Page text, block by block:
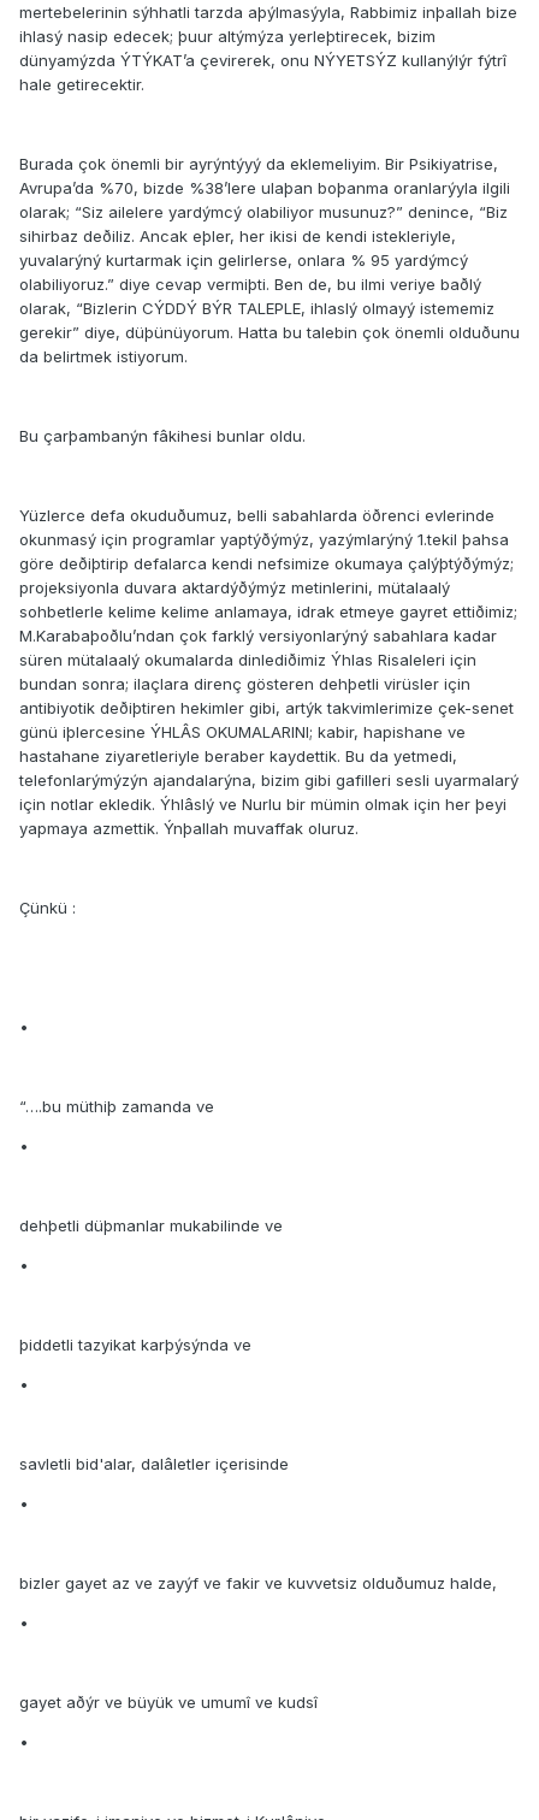
mertebelerinin sýhhatli tarzda aþýlmasýyla, Rabbimiz inþallah bize
ihlasý nasip edecek; þuur altýmýza yerleþtirecek, bizim
dünyamýzda ÝTÝKAT’a çevirerek, onu NÝYETSÝZ kullanýlýr fýtrî
hale getirecektir.
Burada çok önemli bir ayrýntýyý da eklemeliyim. Bir Psikiyatrise,
Avrupa’da %70, bizde %38’lere ulaþan boþanma oranlarýyla ilgili
olarak; “Siz ailelere yardýmcý olabiliyor musunuz?” denince, “Biz
sihirbaz deðiliz. Ancak eþler, her ikisi de kendi istekleriyle,
yuvalarýný kurtarmak için gelirlerse, onlara % 95 yardýmcý
olabiliyoruz.” diye cevap vermiþti. Ben de, bu ilmi veriye baðlý
olarak, “Bizlerin CÝDDÝ BÝR TALEPLE, ihlaslý olmayý istememiz
gerekir” diye, düþünüyorum. Hatta bu talebin çok önemli olduðunu
da belirtmek istiyorum.
Bu çarþambanýn fâkihesi bunlar oldu.
Yüzlerce defa okuduðumuz, belli sabahlarda öðrenci evlerinde
okunmasý için programlar yaptýðýmýz, yazýmlarýný 1.tekil þahsa
göre deðiþtirip defalarca kendi nefsimize okumaya çalýþtýðýmýz;
projeksiyonla duvara aktardýðýmýz metinlerini, mütalaalý
sohbetlerle kelime kelime anlamaya, idrak etmeye gayret ettiðimiz;
M.Karabaþoðlu’ndan çok farklý versiyonlarýný sabahlara kadar
süren mütalaalý okumalarda dinlediðimiz Ýhlas Risaleleri için
bundan sonra; ilaçlara direnç gösteren dehþetli virüsler için
antibiyotik deðiþtiren hekimler gibi, artýk takvimlerimize çek-senet
günü iþlercesine ÝHLÂS OKUMALARINI; kabir, hapishane ve
hastahane ziyaretleriyle beraber kaydettik. Bu da yetmedi,
telefonlarýmýzýn ajandalarýna, bizim gibi gafilleri sesli uyarmalarý
için notlar ekledik. Ýhlâslý ve Nurlu bir mümin olmak için her þeyi
yapmaya azmettik. Ýnþallah muvaffak oluruz.
Çünkü :
•
“….bu müthiþ zamanda ve
•
dehþetli düþmanlar mukabilinde ve
•
þiddetli tazyikat karþýsýnda ve
•
savletli bid'alar, dalâletler içerisinde
•
bizler gayet az ve zayýf ve fakir ve kuvvetsiz olduðumuz halde,
•
gayet aðýr ve büyük ve umumî ve kudsî
•